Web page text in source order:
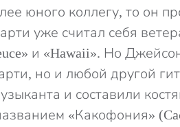
юного коллегу, то он
уже считал себя
и «Hawaii». Но
но и любой другой
и составили
«Какофония»